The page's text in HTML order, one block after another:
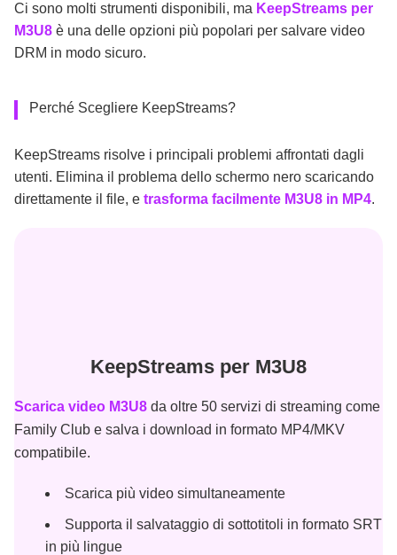
Ci sono molti strumenti disponibili, ma KeepStreams per
M3U8 è una delle opzioni più popolari per salvare video
DRM in modo sicuro.
Perché Scegliere KeepStreams?
KeepStreams risolve i principali problemi affrontati dagli
utenti. Elimina il problema dello schermo nero scaricando
direttamente il file, e trasforma facilmente M3U8 in MP4.
KeepStreams per M3U8
Scarica video M3U8 da oltre 50 servizi di streaming come
Family Club e salva i download in formato MP4/MKV
compatibile.
Scarica più video simultaneamente
Supporta il salvataggio di sottotitoli in formato SRT
in più lingue